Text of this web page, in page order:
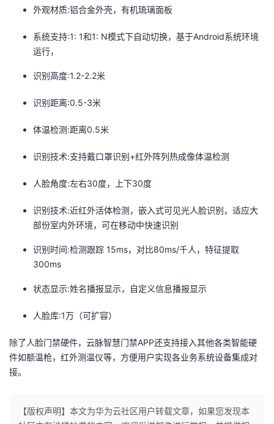
外观材质:铝合金外壳，有机琉璃面板
系统支持:1: 1和1: N模式下自动切换，基于Android系统环境
运行，
识别高度:1.2-2.2米
识别距离:0.5-3米
体温检测:距离0.5米
识别技术:支持戴口罩识别+红外阵列热成像体温检测
人脸角度:左右30度，上下30度
识别技术:近红外活体检测，嵌入式可见光人脸识别，适应大
部份室内外环境，可在移动中快速识别
识别时间:检测跟踪 15ms，对比80ms/千人，特征提取
300ms
状态显示:姓名播报显示，自定义信息播报显示
人脸库:1万（可扩容）
除了人脸门禁硬件，云脉智慧门禁APP还支持接入其他各类智能硬
件如额温枪，红外测温仪等，方便用户实现各业务系统设备集成对
接。
【版权声明】本文为华为云社区用户转载文章，如果您发现本